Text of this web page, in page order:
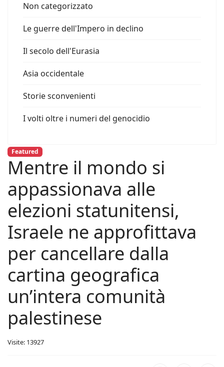
Non categorizzato
Le guerre dell'Impero in declino
Il secolo dell'Eurasia
Asia occidentale
Storie sconvenienti
I volti oltre i numeri del genocidio
Featured
Mentre il mondo si
appassionava alle
elezioni statunitensi,
Israele ne approfittava
per cancellare dalla
cartina geografica
un’intera comunità
palestinese
Visite: 13927